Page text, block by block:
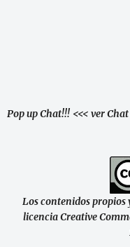
Pop up Chat!!! <<< ver
Los contenidos propios
licencia Creative